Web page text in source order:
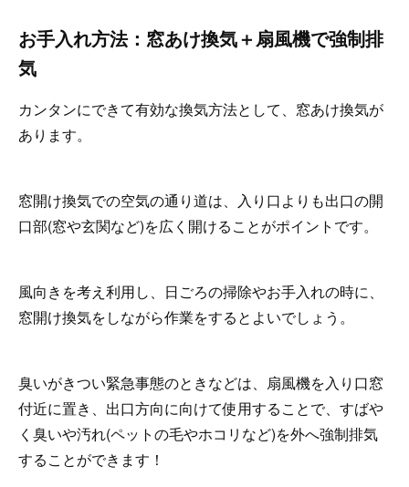
お手入れ方法：窓あけ換気＋扇風機で強制排
気
カンタンにできて有効な換気方法として、窓あけ換気が
あります。
窓開け換気での空気の通り道は、入り口よりも出口の開
口部(窓や玄関など)を広く開けることがポイントです。
風向きを考え利用し、日ごろの掃除やお手入れの時に、
窓開け換気をしながら作業をするとよいでしょう。
臭いがきつい緊急事態のときなどは、扇風機を入り口窓
付近に置き、出口方向に向けて使用することで、すばや
く臭いや汚れ(ペットの毛やホコリなど)を外へ強制排気
することができます！